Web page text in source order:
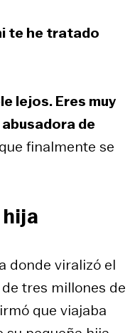
te he tratado
lejos. Eres muy
de
finalmente se
donde viralizó el
tres millones de
que viajaba